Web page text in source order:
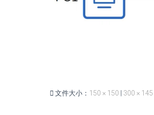
文件大小： 150 × 150 300 × 145